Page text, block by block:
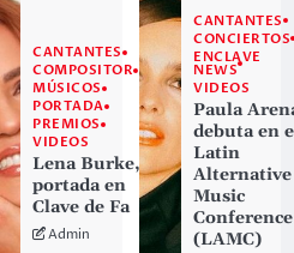
CANTANTES
COMPOSITOR
MÚSICOS
PORTADA
PREMIOS
VIDEOS
Lena Burke,
portada en
Clave de Fa
Admin
CANTANTES
CONCIERTOS
ENCLAVE
NEWS
VIDEOS
Paula
debuta en
Latin
Alternative
Music
Conference
(LAMC)